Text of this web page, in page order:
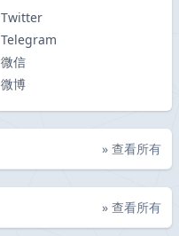
Twitter
Telegram
微信
微博
» 查看所有
» 查看所有